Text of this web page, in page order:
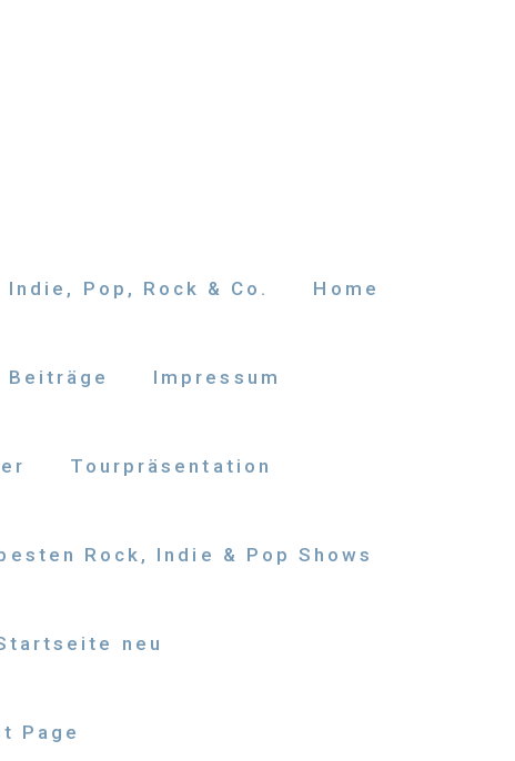
Indie, Pop, Rock & Co. Home
Beiträge Impressum
Tourpräsentation
Rock, Indie & Pop Shows
neu
Page